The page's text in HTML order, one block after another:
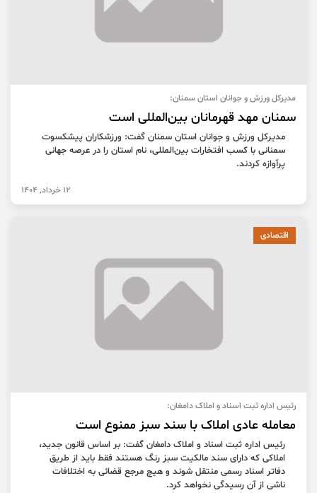
مدیرکل ورزش و جوانان استان سمنان:
سمنان مهد قهرمانان بین‌المللی است
مدیرکل ورزش و جوانان استان سمنان گفت: ورزشکاران پیشکسوت
سمنانی با کسب افتخارات بین‌المللی، نام استان را در عرصه جهانی
پرآوازه کردند.
12 خرداد, 1404
اقتصادی
رئیس اداره ثبت اسناد و املاک دامغان:
معامله عادی املاک با سند سبز ممنوع است
رئیس اداره ثبت اسناد و املاک دامغان گفت: بر اساس قانون جدید،
املاکی که دارای سند مالکیت سبز رنگ هستند فقط باید از طریق
دفاتر اسناد رسمی منتقل شوند و هیچ مرجع قضائی به اختلافات
ناشی از آن رسیدگی نخواهد کرد.